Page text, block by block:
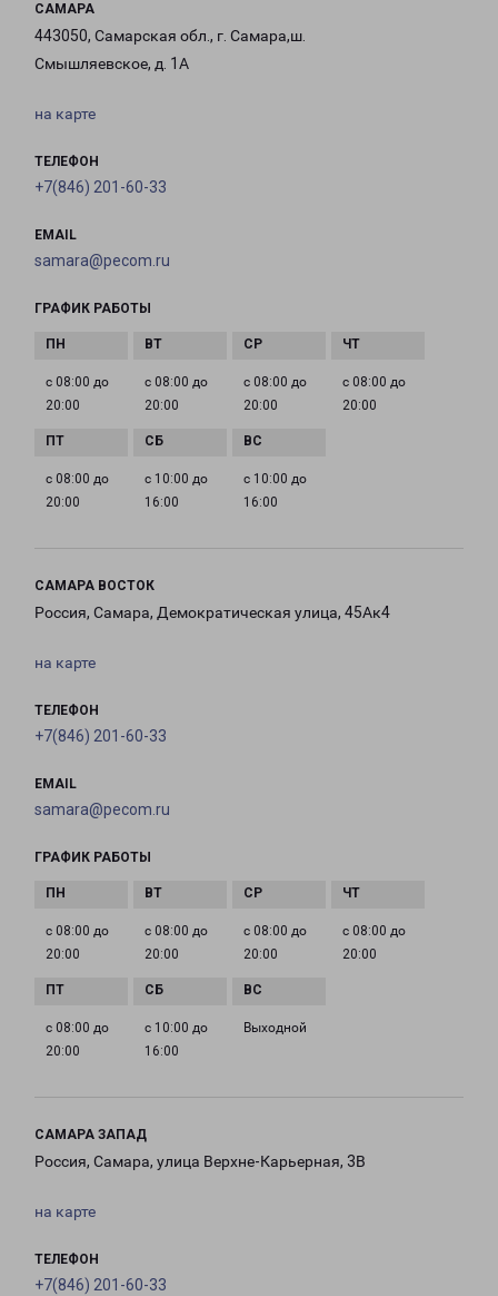
САМАРА
443050, Самарская обл., г. Самара,ш.
Смышляевское, д. 1А
на карте
ТЕЛЕФОН
+7(846) 201-60-33
EMAIL
samara@pecom.ru
ГРАФИК РАБОТЫ
с 08:00 до
20:00
с 08:00 до
20:00
с 08:00 до
20:00
с 08:00 до
20:00
с 08:00 до
20:00
с 10:00 до
16:00
с 10:00 до
16:00
САМАРА ВОСТОК
Россия, Самара, Демократическая улица, 45Ак4
на карте
ТЕЛЕФОН
+7(846) 201-60-33
EMAIL
samara@pecom.ru
ГРАФИК РАБОТЫ
с 08:00 до
20:00
с 08:00 до
20:00
с 08:00 до
20:00
с 08:00 до
20:00
с 08:00 до
20:00
с 10:00 до
16:00
Выходной
САМАРА ЗАПАД
Россия, Самара, улица Верхне-Карьерная, 3В
на карте
ТЕЛЕФОН
+7(846) 201-60-33